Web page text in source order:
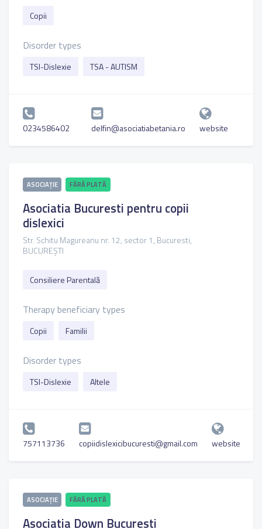
Copii
Disorder types
TSI-Dislexie TSA - AUTISM
0234586402 delfin@asociatiabetania.ro website
ASOCIAȚIE FĂRĂ PLATĂ
Asociatia Bucuresti pentru copii
dislexici
Str. Schitu Magureanu nr. 12, sector 1, Bucuresti,
BUCUREȘTI
Consiliere Parentală
Therapy beneficiary types
Copii Familii
Disorder types
TSI-Dislexie Altele
757113736 copiidislexicibucuresti@gmail.com website
ASOCIAȚIE FĂRĂ PLATĂ
Asociatia Down Bucuresti